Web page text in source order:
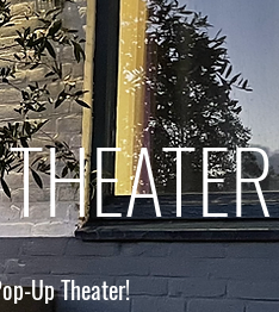
Up Theater!